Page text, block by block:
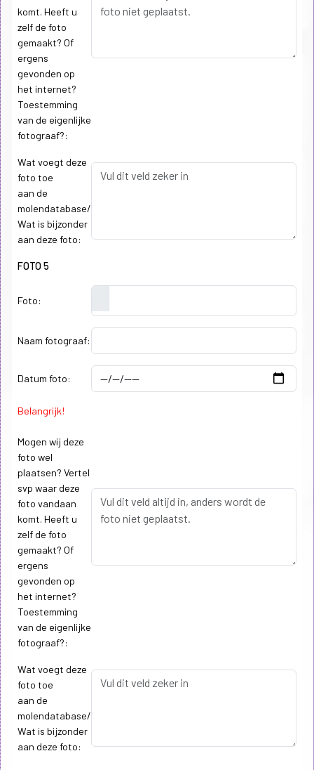
komt. Heeft u
zelf de foto
gemaakt? Of
ergens
gevonden op
het internet?
Toestemming
van de eigenlijke
fotograaf?:
Wat voegt deze
foto toe
aan de
molendatabase/
Wat is bijzonder
aan deze foto:
FOTO 5
Foto:
Naam fotograaf:
Datum foto:
Belangrijk!
Mogen wij deze
foto wel
plaatsen? Vertel
svp waar deze
foto vandaan
komt. Heeft u
zelf de foto
gemaakt? Of
ergens
gevonden op
het internet?
Toestemming
van de eigenlijke
fotograaf?:
Wat voegt deze
foto toe
aan de
molendatabase/
Wat is bijzonder
aan deze foto: